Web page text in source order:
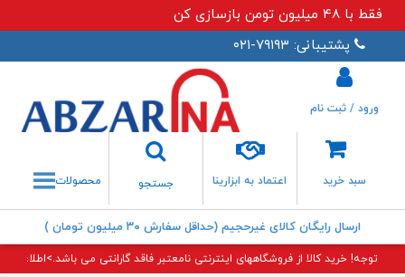
فقط با ۴۸ میلیون تومن بازسازی کن
پشتیبانی: ۷۹۱۹۳-۰۲۱
سبد خرید اعتماد به ابزارینا
جستجو
جستجو
ورود / ثبت نام
محصولات
ارسال رایگان کالای غیرحجیم (حداقل سفارش ۳۰ میلیون تومان )
توجه! خرید کالا از فروشگاههای اینترنتی نامعتبر فاقد گارانتی می باشد.>اطلاعات